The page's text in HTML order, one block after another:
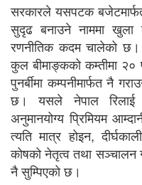
सरकारले यसपटक बजेटमार्फत
सुदृढ बनाउने नाममा खुला
रणनीतिक कदम चालेको छ।
कुल बीमाङ्कको कम्तीमा २०
पुनर्बीमा कम्पनीमार्फत नै
छ। यसले नेपाल रिलाई
अनुमानयोग्य प्रिमियम
त्यति मात्र होइन,
कोषको नेतृत्व तथा सञ्चालन
नै सुम्पिएको छ।